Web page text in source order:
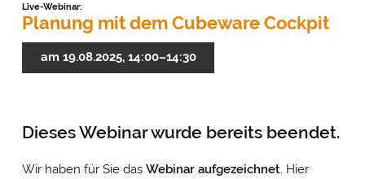
Live-Webinar:
Planung mit dem Cubeware Cockpit
am 19.08.2025, 14:00–14:30
Dieses Webinar wurde bereits beendet.
Wir haben für Sie das Webinar aufgezeichnet. Hier